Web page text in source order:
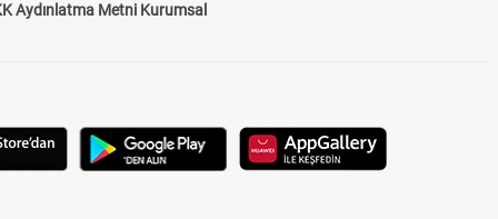
Aydınlatma Metni Kurumsal